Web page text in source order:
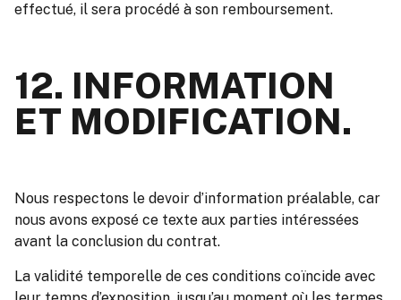
effectué, il sera procédé à son remboursement.
12. INFORMATION
ET MODIFICATION.
Nous respectons le devoir d’information préalable, car
nous avons exposé ce texte aux parties intéressées
avant la conclusion du contrat.
La validité temporelle de ces conditions coïncide avec